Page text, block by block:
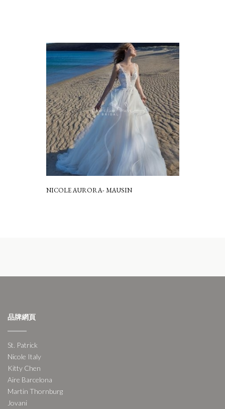
NICOLE AURORA- MAUSIN
品牌網頁
St. Patrick
Nicole Italy
Kitty Chen
Aire Barcelona
Martin Thornburg
Jovani